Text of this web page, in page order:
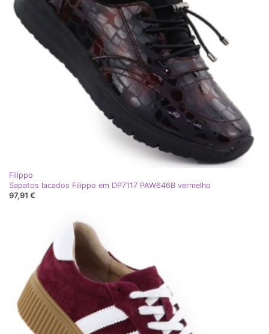
Filippo
Sapatos lacados Filippo em DP7117 PAW646B vermelho
97,91 €